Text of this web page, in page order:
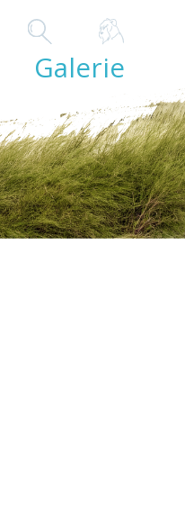
Galerie